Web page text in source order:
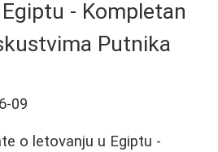
- Kompletan
Putnika
09
o letovanju u Egiptu -